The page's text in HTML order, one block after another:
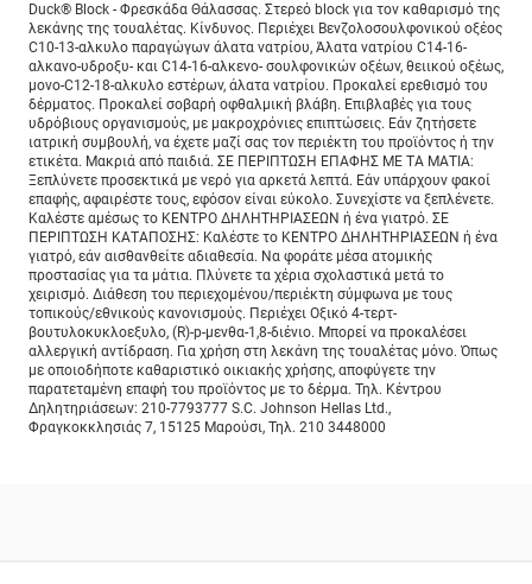
Duck® Block - Φρεσκάδα Θάλασσας. Στερεό block για τον καθαρισμό της
λεκάνης της τουαλέτας. Κίνδυνος. Περιέχει Bενζολοσουλφονικού οξέος
C10-13-αλκυλο παραγώγων άλατα νατρίου, Άλατα νατρίου C14-16-
αλκανο-υδροξυ- και C14-16-αλκενο- σουλφονικών οξέων, θειικού οξέως,
μονο-C12-18-αλκυλο εστέρων, άλατα νατρίου. Προκαλεί ερεθισμό του
δέρματος. Προκαλεί σοβαρή οφθαλμική βλάβη. Επιβλαβές για τους
υδρόβιους οργανισμούς, με μακροχρόνιες επιπτώσεις. Εάν ζητήσετε
ιατρική συμβουλή, να έχετε μαζί σας τον περιέκτη του προϊόντος ή την
ετικέτα. Μακριά από παιδιά. ΣΕ ΠΕΡΙΠΤΩΣΗ ΕΠΑΦΗΣ ΜΕ ΤΑ ΜΑΤΙΑ:
Ξεπλύνετε προσεκτικά με νερό για αρκετά λεπτά. Εάν υπάρχουν φακοί
επαφής, αφαιρέστε τους, εφόσον είναι εύκολο. Συνεχίστε να ξεπλένετε.
Καλέστε αμέσως το ΚΕΝΤΡΟ ΔΗΛΗΤΗΡΙΑΣΕΩΝ ή ένα γιατρό. ΣΕ
ΠΕΡΙΠΤΩΣΗ ΚΑΤΑΠΟΣΗΣ: Καλέστε το ΚΕΝΤΡΟ ΔΗΛΗΤΗΡΙΑΣΕΩΝ ή ένα
γιατρό, εάν αισθανθείτε αδιαθεσία. Να φοράτε μέσα ατομικής
προστασίας για τα μάτια. Πλύνετε τα χέρια σχολαστικά μετά το
χειρισμό. Διάθεση του περιεχομένου/περιέκτη σύμφωνα με τους
τοπικούς/εθνικούς κανονισμούς. Περιέχει Oξικό 4-τερτ-
βουτυλoκυκλoεξυλο, (R)-p-μενθα-1,8-διένιο. Μπορεί να προκαλέσει
αλλεργική αντίδραση. Για χρήση στη λεκάνη της τουαλέτας μόνο. Όπως
με οποιοδήποτε καθαριστικό οικιακής χρήσης, αποφύγετε την
παρατεταμένη επαφή του προϊόντος με το δέρμα. Τηλ. Κέντρου
Δηλητηριάσεων: 210-7793777 S.C. Johnson Hellas Ltd.,
Φραγκοκκλησιάς 7, 15125 Μαρούσι, Τηλ. 210 3448000